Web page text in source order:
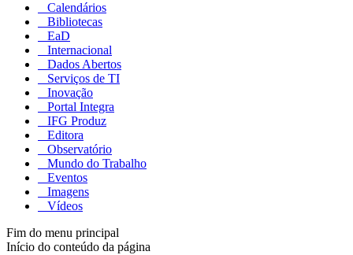
Calendários
Bibliotecas
EaD
Internacional
Dados Abertos
Serviços de TI
Inovação
Portal Integra
IFG Produz
Editora
Observatório
Mundo do Trabalho
Eventos
Imagens
Vídeos
Fim do menu principal
Início do conteúdo da página